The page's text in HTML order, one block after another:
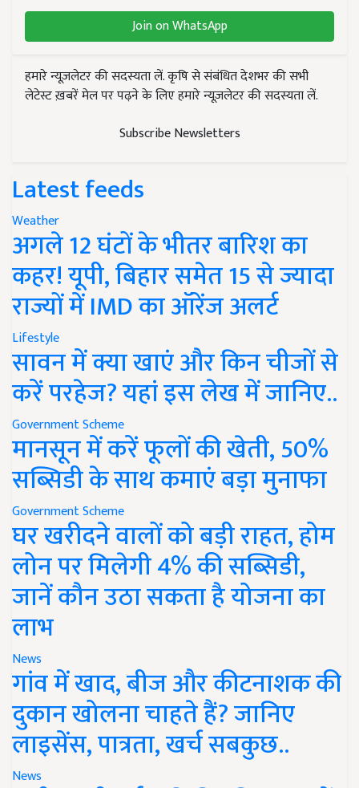
Join on WhatsApp
हमारे न्यूज़लेटर की सदस्यता लें. कृषि से संबंधित देशभर की सभी
लेटेस्ट ख़बरें मेल पर पढ़ने के लिए हमारे न्यूज़लेटर की सदस्यता लें.
Subscribe Newsletters
Latest feeds
Weather
अगले 12 घंटों के भीतर बारिश का
कहर! यूपी, बिहार समेत 15 से ज्यादा
राज्यों में IMD का ऑरेंज अलर्ट
Lifestyle
सावन में क्या खाएं और किन चीजों से
करें परहेज? यहां इस लेख में जानिए..
Government Scheme
मानसून में करें फूलों की खेती, 50%
सब्सिडी के साथ कमाएं बड़ा मुनाफा
Government Scheme
घर खरीदने वालों को बड़ी राहत, होम
लोन पर मिलेगी 4% की सब्सिडी,
जानें कौन उठा सकता है योजना का
लाभ
News
गांव में खाद, बीज और कीटनाशक की
दुकान खोलना चाहते हैं? जानिए
लाइसेंस, पात्रता, खर्च सबकुछ..
News